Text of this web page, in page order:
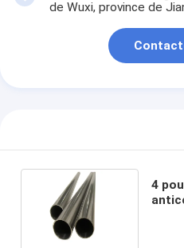
de Wuxi, province de
4